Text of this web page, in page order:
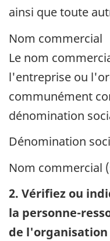
ainsi que toute
Nom commercial
Le nom
l'entreprise ou
communément
dénomination
Dénomination
Nom commercial
2. Vérifiez ou
la personne-
de